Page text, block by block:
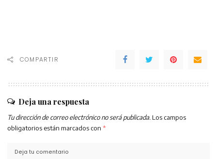
COMPARTIR
Deja una respuesta
Tu dirección de correo electrónico no será publicada. Los campos
obligatorios están marcados con *